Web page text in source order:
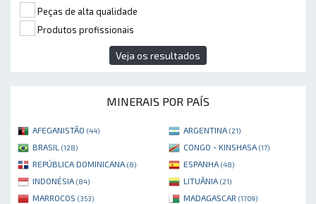
Peças de alta qualidade
Produtos profissionais
Veja os resultados
MINERAIS POR PAÍS
AFEGANISTÃO (44) ARGENTINA (21)
BRASIL (128) CONGO - KINSHASA (17)
REPÚBLICA DOMINICANA (8) ESPANHA (48)
INDONÉSIA (84) LITUÂNIA (21)
MARROCOS (353) MADAGASCAR (1709)